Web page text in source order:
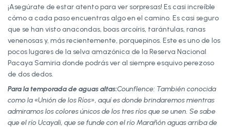
¡Asegúrate de estar atento para ver sorpresas! Es casi increíble
cómo a cada paso encuentras algo en el camino. Es casi seguro
que se han visto anacondas, boas arcoíris, tarántulas, ranas
venenosas y, más recientemente, porquepinos. Este es uno de los
pocos lugares de la selva amazónica de la Reserva Nacional
Pacaya Samiria donde podrás ver al siempre esquivo perezoso
de dos dedos.
Para la temporada de aguas altas:Counflence: También conocida
como la «Unión de los Ríos», aquí es donde brindaremos mientras
admiramos los colores únicos de los tres ríos que se unen. Se sabe
que el río Ucayali, que se funde con el río Marañón aguas arriba de